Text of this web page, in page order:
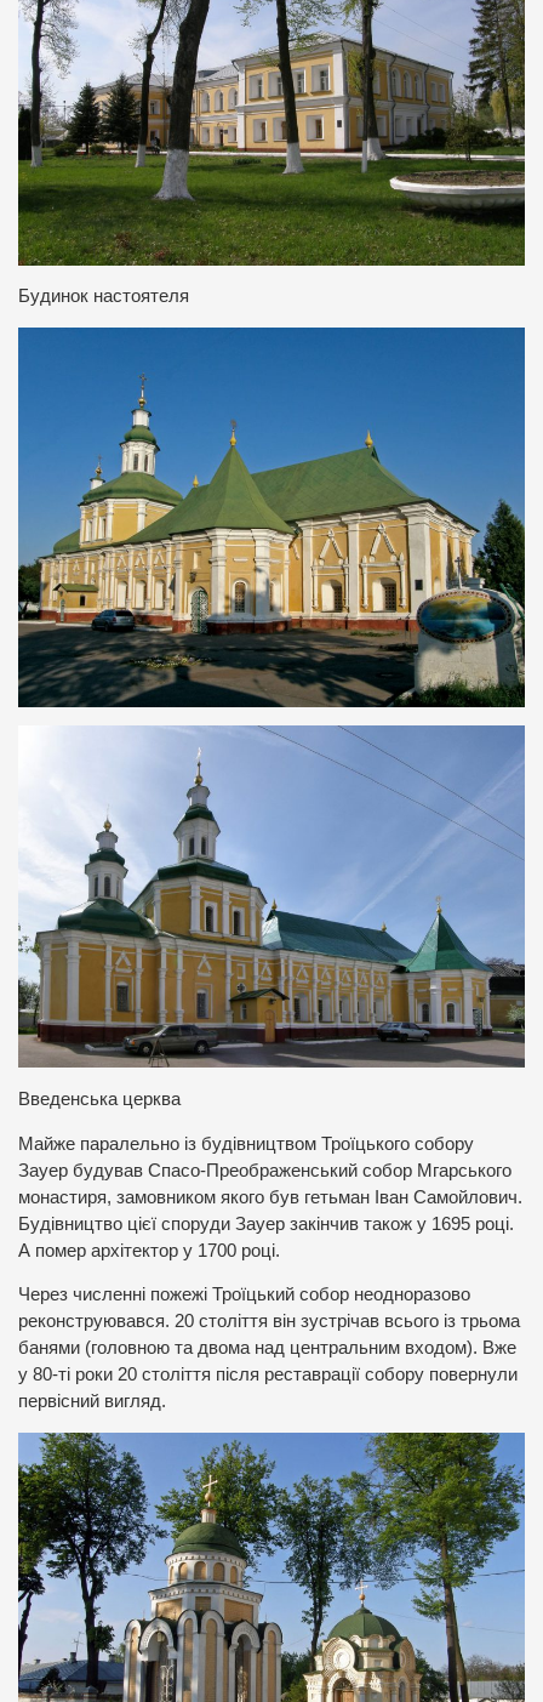
Будинок настоятеля
Введенська церква
Майже паралельно із будівництвом Троїцького собору
Зауер будував Спасо-Преображенський собор Мгарського
монастиря, замовником якого був гетьман Іван Самойлович.
Будівництво цієї споруди Зауер закінчив також у 1695 році.
А помер архітектор у 1700 році.
Через численні пожежі Троїцький собор неодноразово
реконструювався. 20 століття він зустрічав всього із трьома
банями (головною та двома над центральним входом). Вже
у 80-ті роки 20 століття після реставрації собору повернули
первісний вигляд.